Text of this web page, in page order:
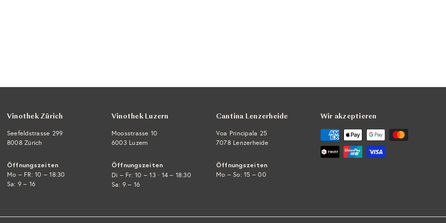
Vinothek Zürich
Seefeldstrasse 299
8008 Zürich
Öffnungszeiten
Mo – FR: 10 – 18:30
Sa: 9 – 16
Vinothek Luzern
Moosstrasse 10
6003 Luzern
Öffnungszeiten
Di – Fr: 10 – 13 · 14 – 18:30
Sa: 9 – 16
Cantina Lenzerheide
Voa Principala 25
7078 Lenzerheide
Öffnungszeiten
Mo – So: 15 – 00
Wir akzeptieren